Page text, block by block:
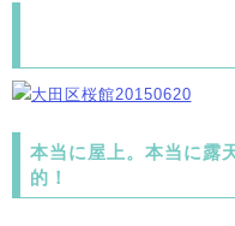
本当に屋上。本当に露
的！